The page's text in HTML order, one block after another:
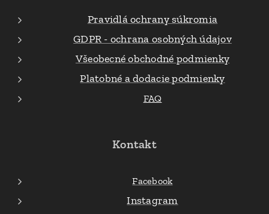
Pravidlá ochrany súkromia
GDPR - ochrana osobných údajov
Všeobecné obchodné podmienky
Platobné a dodacie podmienky
FAQ
Kontakt
Facebook
Instagram